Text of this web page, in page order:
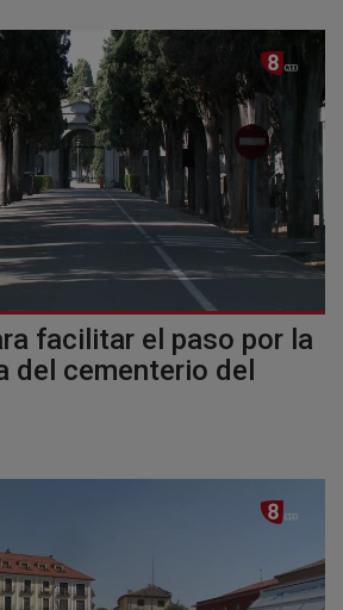
facilitar el paso por la
del cementerio del